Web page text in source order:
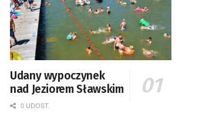
Udany wypoczynek
nad Jeziorem Sławskim
0 UDOST.